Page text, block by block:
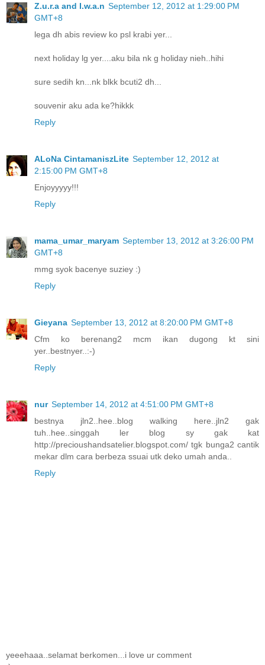
Z.u.r.a and I.w.a.n September 12, 2012 at 1:29:00 PM
GMT+8
lega dh abis review ko psl krabi yer...
next holiday lg yer....aku bila nk g holiday nieh..hihi
sure sedih kn...nk blkk bcuti2 dh...
souvenir aku ada ke?hikkk
Reply
ALoNa CintamaniszLite September 12, 2012 at
2:15:00 PM GMT+8
Enjoyyyyy!!!
Reply
mama_umar_maryam September 13, 2012 at 3:26:00 PM
GMT+8
mmg syok bacenye suziey :)
Reply
Gieyana September 13, 2012 at 8:20:00 PM GMT+8
Cfm ko berenang2 mcm ikan dugong kt sini
yer..bestnyer..:-)
Reply
nur September 14, 2012 at 4:51:00 PM GMT+8
bestnya jln2..hee..blog walking here..jln2 gak
tuh..hee..singgah ler blog sy gak kat
http://precioushandsatelier.blogspot.com/ tgk bunga2 cantik
mekar dlm cara berbeza ssuai utk deko umah anda..
Reply
yeeehaaa..selamat berkomen...i love ur comment